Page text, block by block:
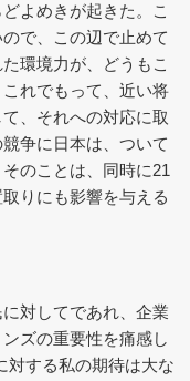
よめきが起きた。こ
で、この辺で止めて
環境力が、どうもこ
れでもって、近い将
、それへの対応に取
争に日本は、ついて
のことは、同時に21
りにも影響を与える
対してであれ、企業
ズの重要性を痛感し
対する私の期待は大な